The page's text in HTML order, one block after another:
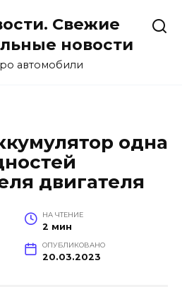
Свежие
новости
автомобили
одна
двигателя
НА ЧТЕНИЕ
2 мин
ОПУБЛИКОВАНО
20.03.2023